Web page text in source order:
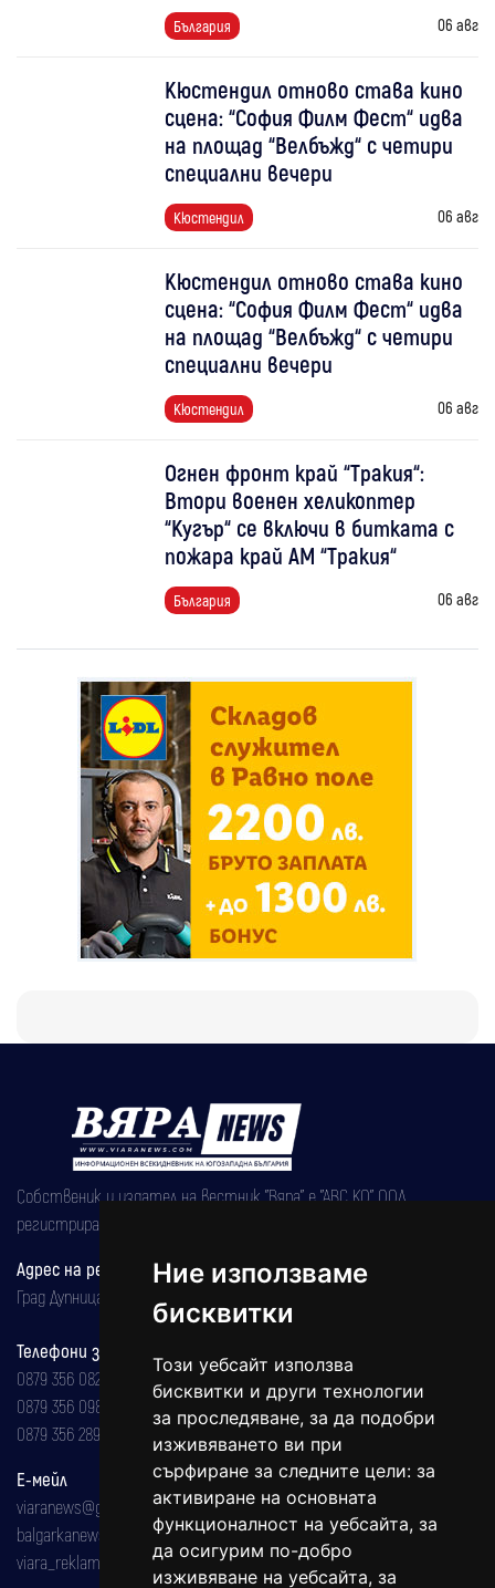
Ние използваме
бисквитки
Този уебсайт използва
бисквитки и други технологии
за проследяване, за да подобри
изживяването ви при
сърфиране за следните цели: за
активиране на основната
функционалност на уебсайта, за
да осигурим по-добро
изживяване на уебсайта, за
България 06 авг
Кюстендил отново става кино
сцена: “София Филм Фест“ идва
на площад “Велбъжд“ с четири
специални вечери
Кюстендил 06 авг
Кюстендил отново става кино
сцена: “София Филм Фест“ идва
на площад “Велбъжд“ с четири
специални вечери
Кюстендил 06 авг
Огнен фронт край “Тракия“:
Втори военен хеликоптер
“Кугър“ се включи в битката с
пожара край АМ “Тракия“
България 06 авг
Собственик и издател на вестник "Вяра" е "АВС КО" ООД,
регистрирана на 08.05.2002 година.
Адрес на редакцията
Град Дупница, ул.''Христо Ботев" 43
Телефони за реклама и абонаменти
0879 356 082
0879 356 098
0879 356 289
Е-мейл
viaranews@gmail.com
balgarkanews@gmail.com
viara_reklama@mail.bg